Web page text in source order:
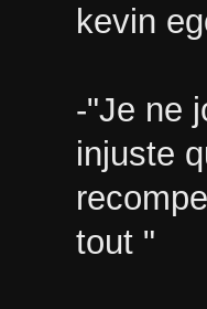
kevin
-"Je ne
injuste
tout "